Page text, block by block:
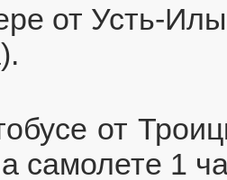
от Усть-
от
самолете 1